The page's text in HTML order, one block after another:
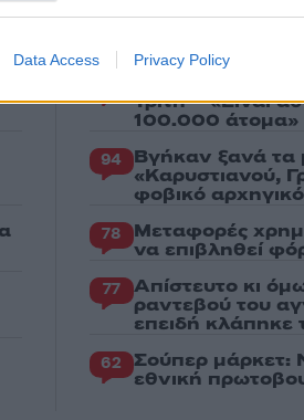
Data Access Privacy Policy
Τρίτη – «Είναι
100.000 άτομα»
94 Βγήκαν ξανά τα
«Καρυστιανού,
φοβικό
78 Μεταφορές
να επιβληθεί
77 Απίστευτο κι
ραντεβού του
επειδή κλάπηκε
62 Σούπερ μάρκετ:
εθνική